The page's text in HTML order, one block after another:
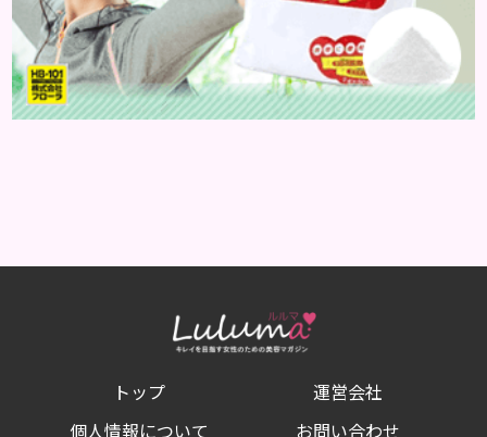
トップ
運営会社
個人情報について
お問い合わせ